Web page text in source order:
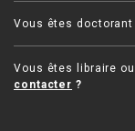
Vous êtes doctorant
Vous êtes libraire
contacter ?